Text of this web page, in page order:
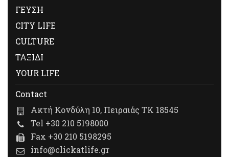
ΓΕΥΣΗ
CITY LIFE
CULTURE
ΤΑΞΙΔΙ
YOUR LIFE
Contact
Ακτή Κονδύλη 10, Πειραιάς ΤΚ 18545
Tel +30 210 5198000
Fax +30 210 5198295
info@clickatlife.gr